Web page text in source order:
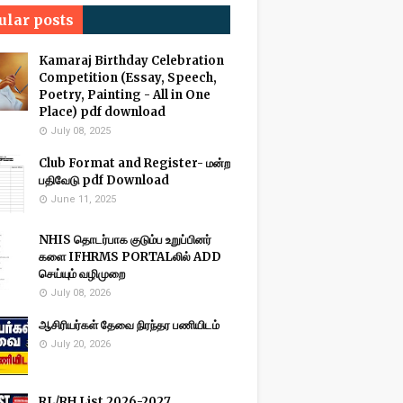
posts
Kamaraj Birthday Celebration
Competition (Essay, Speech,
Poetry, Painting - All in One
Place) pdf download
July 08, 2025
Club Format and Register- மன்ற
பதிவேடு pdf Download
June 11, 2025
NHIS தொடர்பாக குடும்ப உறுப்பினர்
களை IFHRMS PORTALலில் ADD
செய்யும் வழிமுறை
July 08, 2026
ஆசிரியர்கள் தேவை நிரந்தர பணியிடம்
July 20, 2026